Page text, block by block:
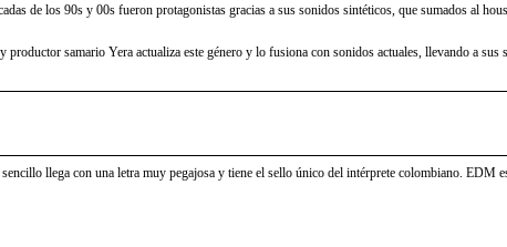
de los 90s y 00s fueron protagonistas gracias a sus sonidos sintéticos, que sumados al
productor samario Yera actualiza este género y lo fusiona con sonidos actuales, llevando a sus
llega con una letra muy pegajosa y tiene el sello único del intérprete colombiano. EDM